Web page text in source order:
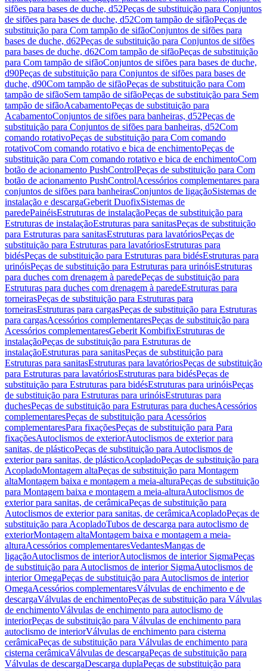
sifões para bases de duche, d52Peças de substituição para Conjuntos
de sifões para bases de duche, d52Com tampão de sifãoPeças de
substituição para Com tampão de sifãoConjuntos de sifões para
bases de duche, d62Peças de substituição para Conjuntos de sifões
para bases de duche, d62Com tampão de sifãoPeças de substituição
para Com tampão de sifãoConjuntos de sifões para bases de duche,
d90Peças de substituição para Conjuntos de sifões para bases de
duche, d90Com tampão de sifãoPeças de substituição para Com
tampão de sifãoSem tampão de sifãoPeças de substituição para Sem
tampão de sifãoAcabamentoPeças de substituição para
AcabamentoConjuntos de sifões para banheiras, d52Peças de
substituição para Conjuntos de sifões para banheiras, d52Com
comando rotativoPeças de substituição para Com comando
rotativoCom comando rotativo e bica de enchimentoPeças de
substituição para Com comando rotativo e bica de enchimentoCom
botão de acionamento PushControlPeças de substituição para Com
botão de acionamento PushControlAcessórios complementares para
conjuntos de sifões para banheirasConjuntos de ligaçãoSistemas de
instalação e descargaGeberit DuofixSistemas de
paredePainéisEstruturas de instalaçãoPeças de substituição para
Estruturas de instalaçãoEstruturas para sanitasPeças de substituição
para Estruturas para sanitasEstruturas para lavatóriosPeças de
substituição para Estruturas para lavatóriosEstruturas para
bidésPeças de substituição para Estruturas para bidésEstruturas para
urinóisPeças de substituição para Estruturas para urinóisEstruturas
para duches com drenagem à paredePeças de substituição para
Estruturas para duches com drenagem à paredeEstruturas para
torneirasPeças de substituição para Estruturas para
torneirasEstruturas para cargasPeças de substituição para Estruturas
para cargasAcessórios complementaresPeças de substituição para
Acessórios complementaresGeberit KombifixEstruturas de
instalaçãoPeças de substituição para Estruturas de
instalaçãoEstruturas para sanitasPeças de substituição para
Estruturas para sanitasEstruturas para lavatóriosPeças de substituição
para Estruturas para lavatóriosEstruturas para bidésPeças de
substituição para Estruturas para bidésEstruturas para urinóisPeças
de substituição para Estruturas para urinóisEstruturas para
duchesPeças de substituição para Estruturas para duchesAcessórios
complementaresPeças de substituição para Acessórios
complementaresPara fixaçõesPeças de substituição para Para
fixaçõesAutoclismos de exteriorAutoclismos de exterior para
sanitas, de plásticoPeças de substituição para Autoclismos de
exterior para sanitas, de plásticoAcopladoPeças de substituição para
AcopladoMontagem altaPeças de substituição para Montagem
altaMontagem baixa e montagem a meia-alturaPeças de substituição
para Montagem baixa e montagem a meia-alturaAutoclismos de
exterior para sanitas, de cerâmicaPeças de substituição para
Autoclismos de exterior para sanitas, de cerâmicaAcopladoPeças de
substituição para AcopladoTubos de descarga para autoclismo de
exteriorMontagem altaMontagem baixa e montagem a meia-
alturaAcessórios complementaresVedantesMangas de
ligaçãoAutoclismos de interiorAutoclismos de interior SigmaPeças
de substituição para Autoclismos de interior SigmaAutoclismos de
interior OmegaPeças de substituição para Autoclismos de interior
OmegaAcessórios complementaresVálvulas de enchimento e de
descargaVálvulas de enchimentoPeças de substituição para Válvulas
de enchimentoVálvulas de enchimento para autoclismo de
interiorPeças de substituição para Válvulas de enchimento para
autoclismo de interiorVálvulas de enchimento para cisterna
cerâmicaPeças de substituição para Válvulas de enchimento para
cisterna cerâmicaVálvulas de descargaPeças de substituição para
Válvulas de descargaDescarga duplaPeças de substituição para